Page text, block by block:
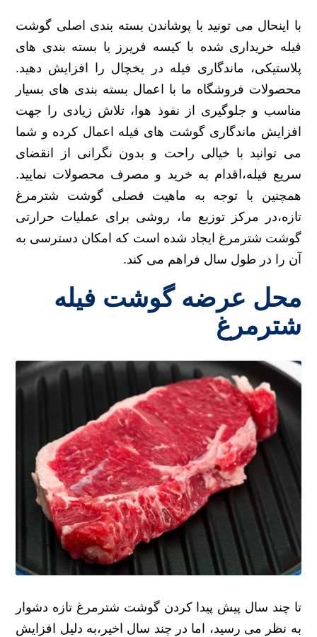
با اینحال می تونید با پوشاندن بسته بندی اصلی گوشت
فیله خریداری شده با کیسه فریرز یا بسته بندی های
پلاستیکی، ماندگاری فیله در یخچال را افزایش دهید.
محصولات فروشگاه ما با اعمال بسته بندی های بسیار
مناسب و جلوگیری از نفوذ هوا، تلاش زیادی را جهت
افزایش ماندگاری گوشت های فیله اعمال کرده و شما
می توانید با خیالی راحت و بدون نگرانی از انقضای
سریع فیله،اقدام به خرید و مصرف محصولات نمایید.
همچنین با توجه به ماهیت فصلی گوشت شترمرغ
تازه،در مرکز توزیع ما، روشی برای عملیات حرارتی
گوشت شترمرغ ایجاد شده است که امکان دسترسی به
آن را در طول سال فراهم می کند.
محل عرضه گوشت فیله
شترمرغ
تا چند سال پیش پیدا کردن گوشت شترمرغ تازه دشوار
به نظر می رسید، اما در چند سال اخیر،به دلیل افزایش